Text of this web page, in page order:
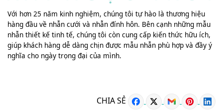
Với hơn 25 năm kinh nghiệm, chúng tôi tự hào là thương hiệu
hàng đầu về nhẫn cưới và nhẫn đính hôn. Bên cạnh những mẫu
nhẫn thiết kế tinh tế, chúng tôi còn cung cấp kiến thức hữu ích,
giúp khách hàng dễ dàng chịn được mẫu nhẫn phù hợp và đầy ý
nghĩa cho ngày trọng đại của mình.
CHIA SẺ